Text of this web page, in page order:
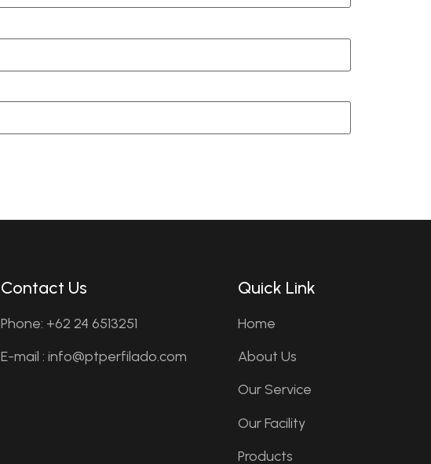
Contact Us
Phone: +62 24 6513251
E-mail : info@ptperfilado.com
Quick Link
Home
About Us
Our Service
Our Facility
Products